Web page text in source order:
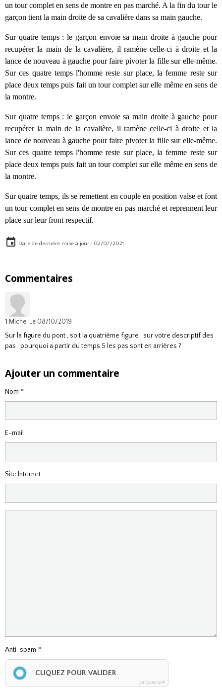
un tour complet en sens de montre en pas marché. A la fin du tour le
garçon tient la main droite de sa cavalière dans sa main gauche.
Sur quatre temps : le garçon envoie sa main droite à gauche pour
recupérer la main de la cavalière, il ramène celle-ci à droite et la
lance de nouveau à gauche pour faire pivoter la fille sur elle-même.
Sur ces quatre temps l'homme reste sur place, la femme reste sur
place deux temps puis fait un tour complet sur elle même en sens de
la montre.
Sur quatre temps : le garçon envoie sa main droite à gauche pour
recupérer la main de la cavalière, il ramène celle-ci à droite et la
lance de nouveau à gauche pour faire pivoter la fille sur elle-même.
Sur ces quatre temps l'homme reste sur place, la femme reste sur
place deux temps puis fait un tour complet sur elle même en sens de
la montre.
Sur quatre temps, ils se remettent en couple en position valse et font
un tour complet en sens de montre en pas marché et reprennent leur
place sur leur front respectif.
Date de dernière mise à jour : 02/07/2021
Commentaires
1 Michel Le 08/10/2019
Sur la figure du pont , soit la quatrième figure , sur votre descriptif des
pas , pourquoi a partir du temps 5 les pas sont en arrières ?
Ajouter un commentaire
Nom
E-mail
Site Internet
Anti-spam
CLIQUEZ POUR VALIDER
IconCaptcha ©